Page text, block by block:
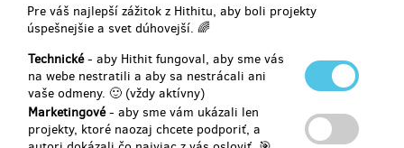
Pre váš najlepší zážitok z Hithitu, aby boli projekty
úspešnejšie a svet dúhovejší. 🌈
Technické- aby Hithit fungoval, aby sme vás
na webe nestratili a aby sa nestrácali ani
vaše odmeny. 🙂 (vždy aktívny)
Marketingové- aby sme vám ukázali len
projekty, ktoré naozaj chcete podporiť, a
82,42 €
(2 000 Kč
Proměny světa 5 knih